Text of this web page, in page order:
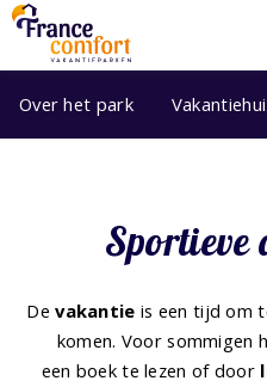
Over het park
Sportieve
Devakantie is een tijd om
komen. Voor sommigen
een boek te lezen of door